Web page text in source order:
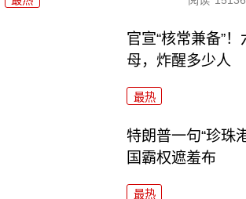
官宣“核常兼备”
母，炸醒多少人
最热
特朗普一句“珍珠
国霸权遮羞布
最热